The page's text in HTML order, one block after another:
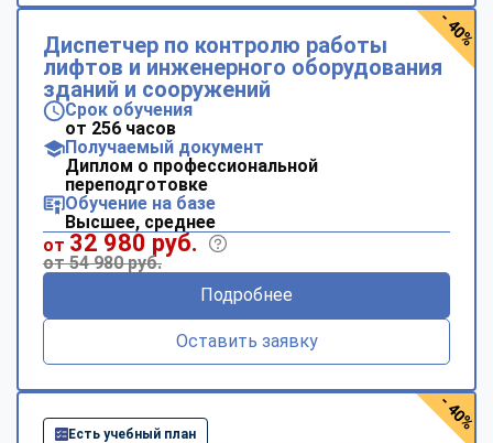
Диспетчер по контролю работы
лифтов и инженерного оборудования
зданий и сооружений
Срок обучения
от 256 часов
Получаемый документ
Диплом о профессиональной
переподготовке
Обучение на базе
Высшее, среднее
от 32 980 руб.
от 54 980 руб.
Подробнее
Оставить заявку
- 40%
Есть учебный план
- 40%